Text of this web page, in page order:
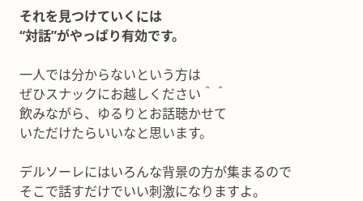
それを見つけていくには
“対話”がやっぱり有効です。
一人では分からないという方は
ぜひスナックにお越しください＾＾
飲みながら、ゆるりとお話聴かせて
いただけたらいいなと思います。
デルソーレにはいろんな背景の方が集まるので
そこで話すだけでいい刺激になりますよ。